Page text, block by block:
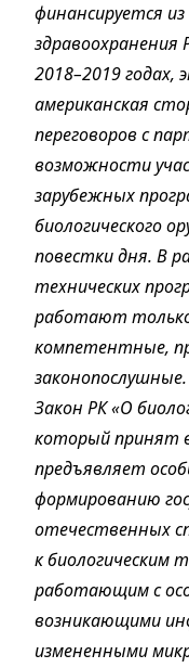
финансируется
здравоохранения
2018–2019 годах,
американская
переговоров с
возможности
зарубежных
биологического
повестки дня. В
технических
работают только
компетентные,
Закон РК «О
который принят
предъявляет
формированию
отечественных
к биологическим
работающим с
возникающими
измененными